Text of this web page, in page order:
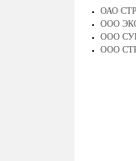
ОАО
ООО
ООО
ООО